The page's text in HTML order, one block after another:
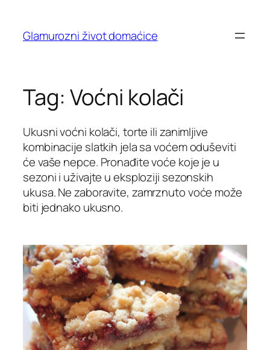
content
Glamurozni život domaćice
Tag: Voćni kolači
Ukusni voćni kolači, torte ili zanimljive
kombinacije slatkih jela sa voćem oduševiti
će vaše nepce. Pronađite voće koje je u
sezoni i uživajte u eksploziji sezonskih
ukusa. Ne zaboravite, zamrznuto voće može
biti jednako ukusno.